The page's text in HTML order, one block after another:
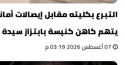
يتهم كاهن كنيسة بابتزاز سيدة